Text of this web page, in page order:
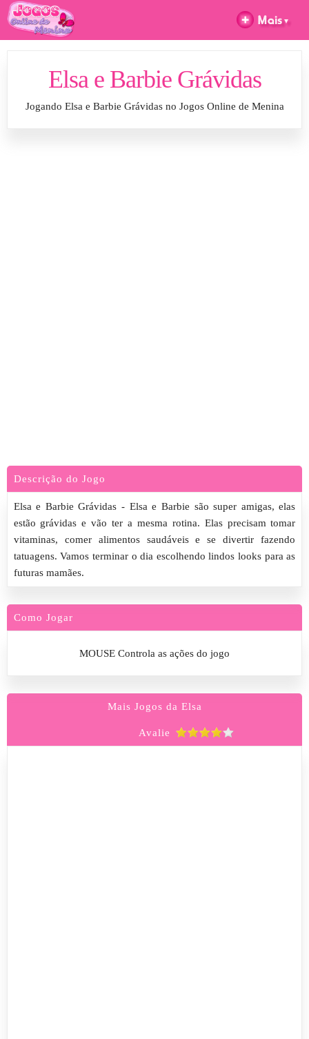
Elsa e Barbie Grávidas
Jogando Elsa e Barbie Grávidas no Jogos Online de Menina
Descrição do Jogo
Elsa e Barbie Grávidas - Elsa e Barbie são super amigas, elas
estão grávidas e vão ter a mesma rotina. Elas precisam tomar
vitaminas, comer alimentos saudáveis e se divertir fazendo
tatuagens. Vamos terminar o dia escolhendo lindos looks para as
futuras mamães.
Como Jogar
MOUSE Controla as ações do jogo
Mais Jogos da Elsa
Avalie